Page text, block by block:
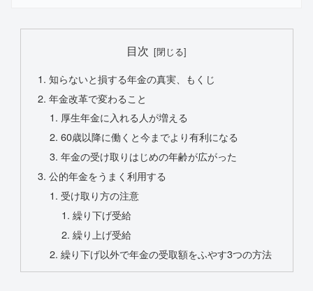
目次
知らないと損する年金の真実、もくじ
年金改革で変わること
厚生年金に入れる人が増える
60歳以降に働くと今までより有利になる
年金の受け取りはじめの年齢が広がった
公的年金をうまく利用する
受け取り方の注意
繰り下げ受給
繰り上げ受給
繰り下げ以外で年金の受取額をふやす3つの方法